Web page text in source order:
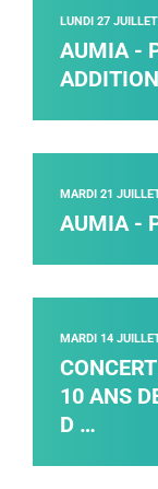
AUMIA -
LUNDI 27
AUMIA -
MARDI 21
10 ANS
D …
MARDI 14